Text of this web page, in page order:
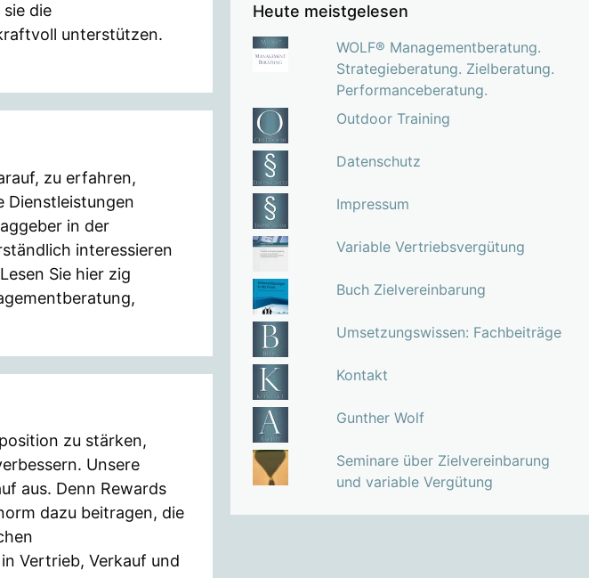
die
unterstützen.
zu erfahren,
Dienstleistungen
in der
interessieren
Sie hier zig
zu stärken,
Unsere
aus. Denn Rewards
dazu beitragen, die
Vertrieb, Verkauf und
Heute meistgelesen
WOLF® Managementberatung.
Strategieberatung. Zielberatung.
Performanceberatung.
Outdoor Training
Datenschutz
Impressum
Variable Vertriebsvergütung
Buch Zielvereinbarung
Umsetzungswissen: Fachbeiträge
Kontakt
Gunther Wolf
Seminare über Zielvereinbarung
und variable Vergütung